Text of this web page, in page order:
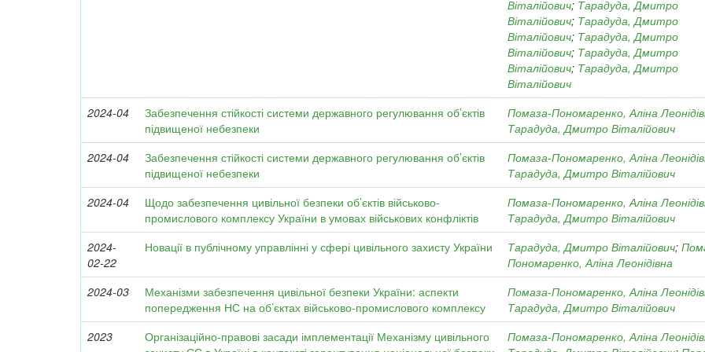
Віталійович; Тарадуда, Дмитро
Віталійович; Тарадуда, Дмитро
Віталійович; Тарадуда, Дмитро
Віталійович; Тарадуда, Дмитро
Віталійович; Тарадуда, Дмитро
Віталійович
2024-04
Забезпечення стійкості системи державного регулювання об’єктів
підвищеної небезпеки
Помаза-Пономаренко, Аліна
Тарадуда, Дмитро Віталійович
2024-04
Забезпечення стійкості системи державного регулювання об’єктів
підвищеної небезпеки
Помаза-Пономаренко, Аліна
Тарадуда, Дмитро Віталійович
2024-04
Щодо забезпечення цивільної безпеки об’єктів військово-
промислового комплексу України в умовах військових конфліктів
Помаза-Пономаренко, Аліна
Тарадуда, Дмитро Віталійович
2024-
02-22
Новації в публічному управлінні у сфері цивільного захисту України Тарадуда, Дмитро Віталійович;
Пономаренко, Аліна Леонідівна
2024-03
Механізми забезпечення цивільної безпеки України: аспекти
попередження НС на об’єктах військово-промислового комплексу
Помаза-Пономаренко, Аліна
Тарадуда, Дмитро Віталійович
2023
Організаційно-правові засади імплементації Механізму цивільного
Помаза-Пономаренко, Аліна